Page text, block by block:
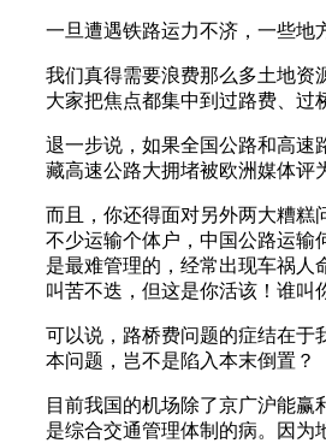
一旦遭遇铁路运力不济，一些地
我们真得需要浪费那么多土地资
大家把焦点都集中到过路费、过
退一步说，如果全国公路和高速
藏高速公路大拥堵被欧洲媒体评
而且，你还得面对另外两大糟糕
不少运输个体户，中国公路运输
是最难管理的，经常出现车祸人
叫苦不迭，但这是你活该！谁叫
可以说，路桥费问题的症结在于
本问题，岂不是陷入本末倒置？
目前我国的机场除了京广沪能
是综合交通管理体制的病。因为